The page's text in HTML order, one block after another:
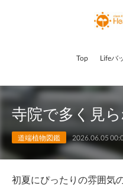
Top
寺院で多く見ら
道端植物図鑑 2026.06.05
初夏にぴったりの雰囲気